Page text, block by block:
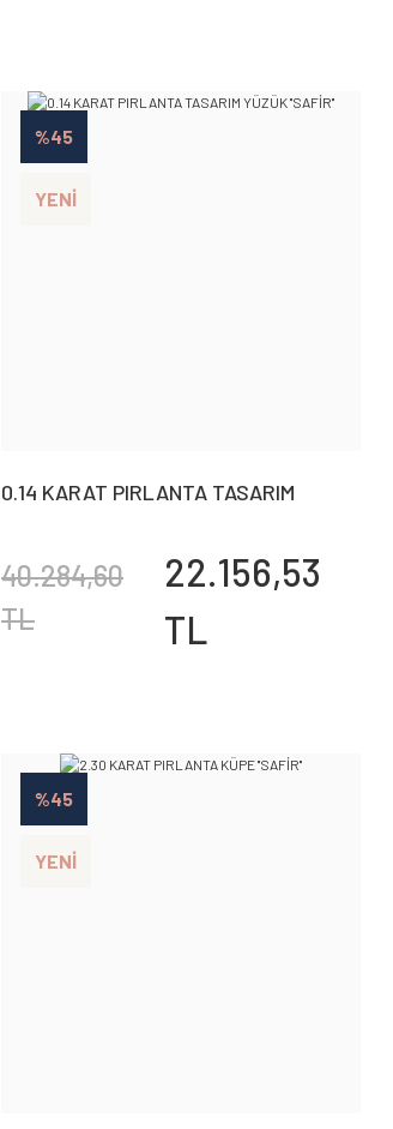
%45
YENİ
0.14 KARAT PIRLANTA TASARIM
40.284,60
TL
22.156,53
TL
%45
YENİ